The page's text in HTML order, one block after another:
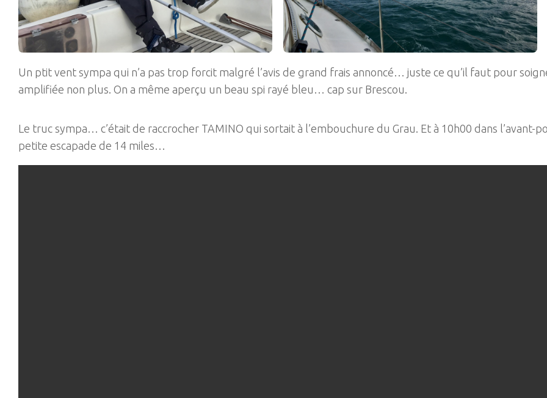
Un ptit vent sympa qui n’a pas trop forcit malgré l’avis de grand frais annoncé… juste ce qu’il faut pour
amplifiée non plus. On a même aperçu un beau spi rayé bleu… cap sur Brescou.
Le truc sympa… c’était de raccrocher TAMINO qui sortait à l’embouchure du Grau. Et à 10h00 dans
petite escapade de 14 miles…